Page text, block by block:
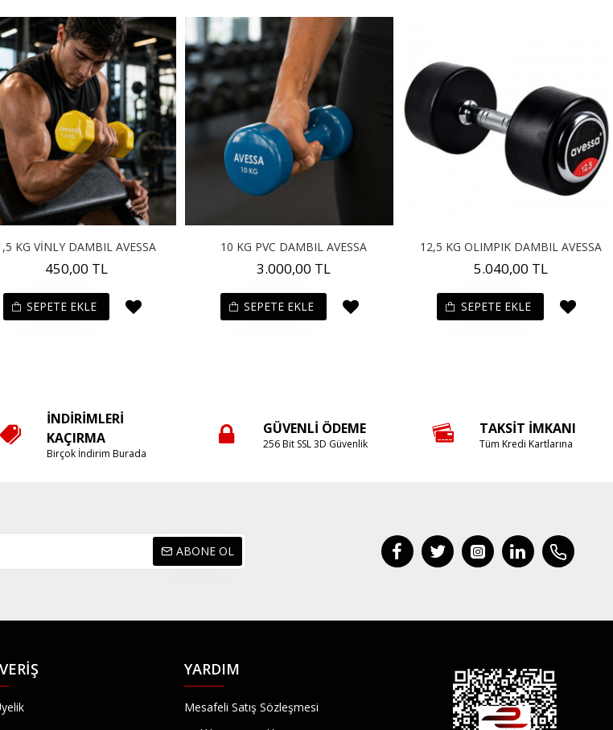
KG VİNLY DAMBIL AVESSA
450,00 TL
SEPETE EKLE
10 KG PVC DAMBIL AVESSA
3.000,00 TL
SEPETE EKLE
12,5 KG OLIMPIK DAMBIL AVESSA
5.040,00 TL
SEPETE EKLE
İNDIRIMLERI
KAÇIRMA
Birçok İndirim Burada
GÜVENLI ÖDEME
256 Bit SSL 3D Güvenlik
TAKSIT İMKANI
Tüm Kredi Kartlarına
ABONE OL
YARDIM
Mesafeli Satış Sözleşmesi